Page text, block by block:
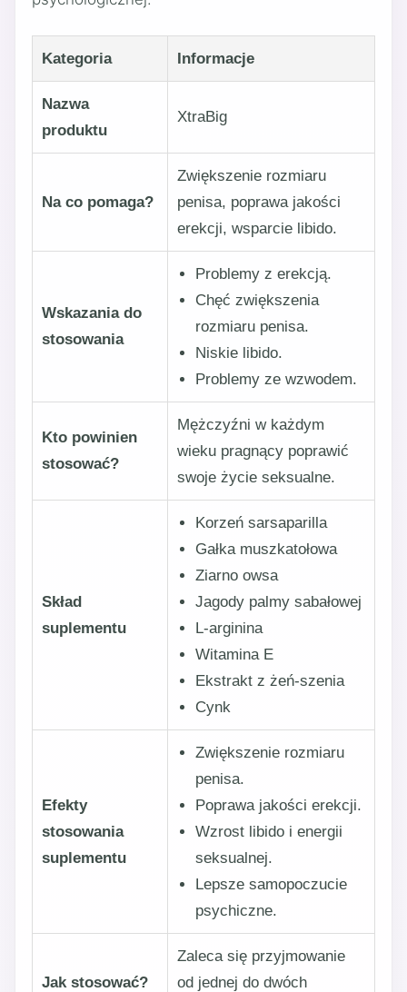
Kategoria Informacje
Nazwa
produktu
XtraBig
Na co pomaga?
Zwiększenie rozmiaru
penisa, poprawa jakości
erekcji, wsparcie libido.
Wskazania do
stosowania
Problemy z erekcją.
Chęć zwiększenia
rozmiaru penisa.
Niskie libido.
Problemy ze wzwodem.
Kto powinien
stosować?
Mężczyźni w każdym
wieku pragnący poprawić
swoje życie seksualne.
Skład
suplementu
Korzeń sarsaparilla
Gałka muszkatołowa
Ziarno owsa
Jagody palmy sabałowej
L-arginina
Witamina E
Ekstrakt z żeń-szenia
Cynk
Efekty
stosowania
suplementu
Zwiększenie rozmiaru
penisa.
Poprawa jakości erekcji.
Wzrost libido i energii
seksualnej.
Lepsze samopoczucie
psychiczne.
Jak stosować?
Zaleca się przyjmowanie
od jednej do dwóch